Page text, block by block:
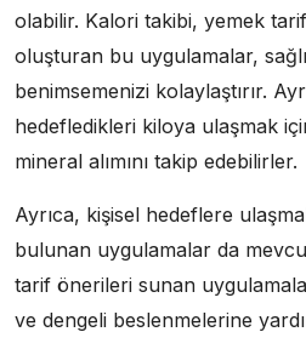
olabilir. Kalori takibi, yemek
oluşturan bu uygulamalar,
benimsemenizi kolaylaştırır.
hedefledikleri kiloya ulaşmak
mineral alımını takip edebilirler.
Ayrıca, kişisel hedeflere
bulunan uygulamalar da
tarif önerileri sunan
ve dengeli beslenmelerine